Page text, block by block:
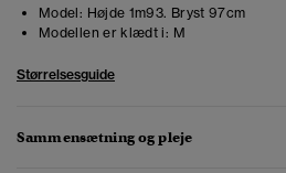
Model: Højde 1m93. Bryst 97cm
Modellen er klædt i: M
Størrelsesguide
Sammensætning og pleje